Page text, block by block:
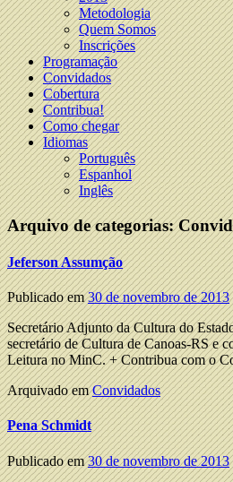
Metodologia
Quem Somos
Inscrições
Programação
Convidados
Cobertura
Contribua!
Como chegar
Idiomas
Português
Espanhol
Inglês
Arquivo de categorias:
Jeferson Assumção
Publicado em30 de novembro de 2013
Secretário Adjunto da Cultura do
secretário de Cultura de Canoas-RS e
Leitura no MinC. + Contribua com o
Arquivado emConvidados
Pena Schmidt
Publicado em30 de novembro de 2013